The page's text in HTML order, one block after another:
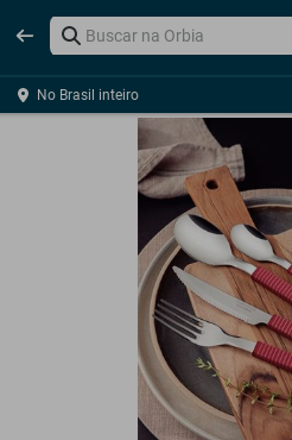
No Brasil inteiro